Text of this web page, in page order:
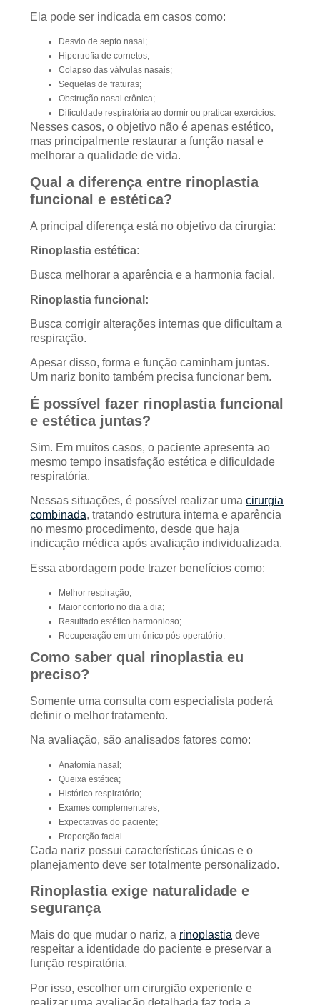
Ela pode ser indicada em casos como:
Desvio de septo nasal;
Hipertrofia de cornetos;
Colapso das válvulas nasais;
Sequelas de fraturas;
Obstrução nasal crônica;
Dificuldade respiratória ao dormir ou praticar exercícios.
Nesses casos, o objetivo não é apenas estético,
mas principalmente restaurar a função nasal e
melhorar a qualidade de vida.
Qual a diferença entre rinoplastia
funcional e estética?
A principal diferença está no objetivo da cirurgia:
Rinoplastia estética:
Busca melhorar a aparência e a harmonia facial.
Rinoplastia funcional:
Busca corrigir alterações internas que dificultam a
respiração.
Apesar disso, forma e função caminham juntas.
Um nariz bonito também precisa funcionar bem.
É possível fazer rinoplastia funcional
e estética juntas?
Sim. Em muitos casos, o paciente apresenta ao
mesmo tempo insatisfação estética e dificuldade
respiratória.
Nessas situações, é possível realizar umacirurgia
combinada, tratando estrutura interna e aparência
no mesmo procedimento, desde que haja
indicação médica após avaliação individualizada.
Essa abordagem pode trazer benefícios como:
Melhor respiração;
Maior conforto no dia a dia;
Resultado estético harmonioso;
Recuperação em um único pós-operatório.
Como saber qual rinoplastia eu
preciso?
Somente uma consulta com especialista poderá
definir o melhor tratamento.
Na avaliação, são analisados fatores como:
Anatomia nasal;
Queixa estética;
Histórico respiratório;
Exames complementares;
Expectativas do paciente;
Proporção facial.
Cada nariz possui características únicas e o
planejamento deve ser totalmente personalizado.
Rinoplastia exige naturalidade e
segurança
Mais do que mudar o nariz, a rinoplastia deve
respeitar a identidade do paciente e preservar a
função respiratória.
Por isso, escolher um cirurgião experiente e
realizar uma avaliação detalhada faz toda a